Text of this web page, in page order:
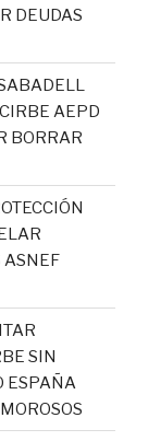
DEUDAS
AEPD
BORRAR
ASNEF
SIN
ESPAÑA